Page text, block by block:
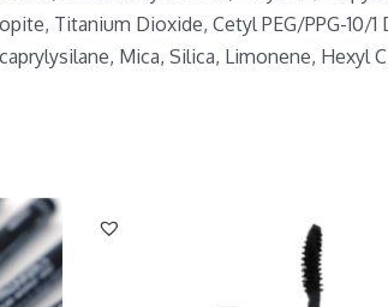
Titanium Dioxide, Cetyl PEG/PPG-10/
Mica, Silica, Limonene, Hexyl